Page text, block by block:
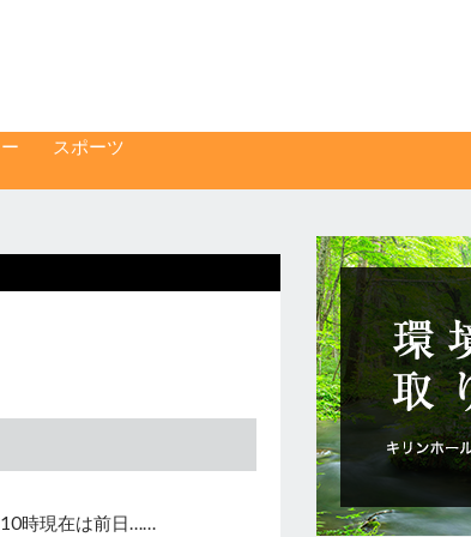
スポーツ
10時現在は前日……